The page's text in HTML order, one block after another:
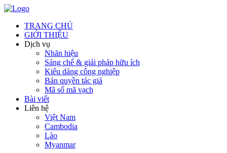
TRANG CHỦ
GIỚI THIỆU
Dịch vụ
Nhãn hiệu
Sáng chế & giải pháp hữu ích
Kiểu dáng công nghiệp
Bản quyền tác giả
Mã số mã vạch
Bài viết
Liên hệ
Việt Nam
Cambodia
Lào
Myanmar